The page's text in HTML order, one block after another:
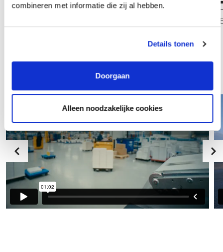
combineren met informatie die zij al hebben.
Details tonen
Doorgaan
Alleen noodzakelijke cookies
Cloud